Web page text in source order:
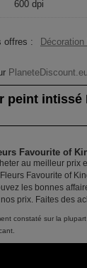
600 dpi
offres :
peint
Favourite of
au meilleur prix
Favourite of
les bonnes
prix. Faites des
constaté sur la